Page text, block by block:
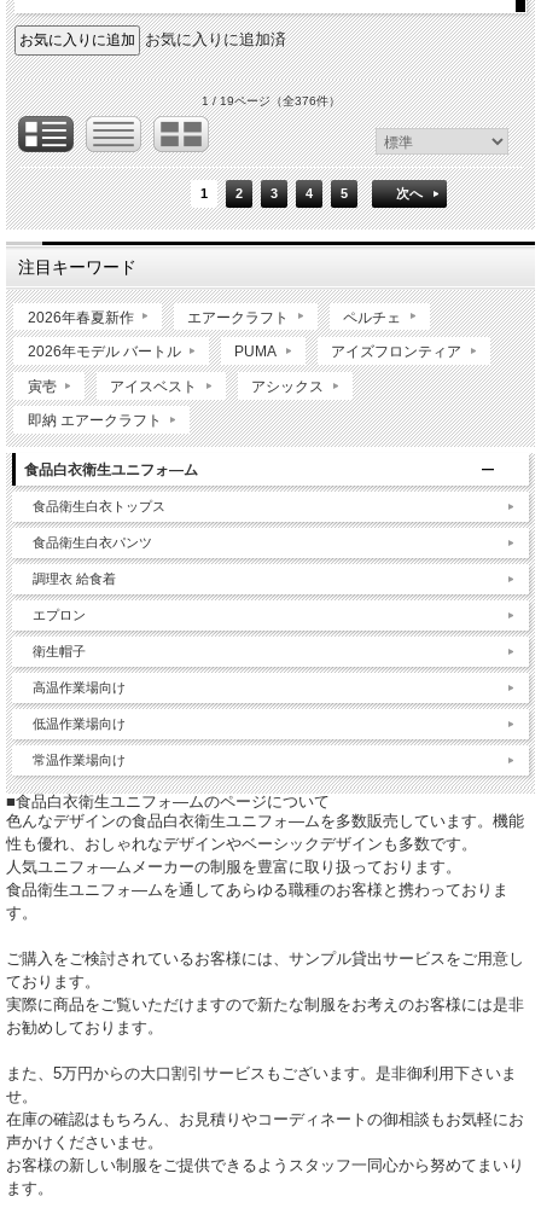
お気に入りに追加済
1 / 19ページ（全376件）
1 2 3 4 5 次へ
注目キーワード
2026年春夏新作 エアークラフト ペルチェ
2026年モデル バートル PUMA アイズフロンティア
寅壱 アイスベスト アシックス
即納 エアークラフト
食品白衣衛生ユニフォ―ム
食品衛生白衣トップス
食品衛生白衣パンツ
調理衣 給食着
エプロン
衛生帽子
高温作業場向け
低温作業場向け
常温作業場向け
■食品白衣衛生ユニフォ―ムのページについて
色んなデザインの食品白衣衛生ユニフォ―ムを多数販売しています。機能
性も優れ、おしゃれなデザインやベーシックデザインも多数です。
人気ユニフォ―ムメーカーの制服を豊富に取り扱っております。
食品衛生ユニフォ―ムを通してあらゆる職種のお客様と携わっておりま
す。
ご購入をご検討されているお客様には、サンプル貸出サービスをご用意し
ております。
実際に商品をご覧いただけますので新たな制服をお考えのお客様には是非
お勧めしております。
また、5万円からの大口割引サービスもございます。是非御利用下さいま
せ。
在庫の確認はもちろん、お見積りやコーディネートの御相談もお気軽にお
声かけくださいませ。
お客様の新しい制服をご提供できるようスタッフ一同心から努めてまいり
ます。